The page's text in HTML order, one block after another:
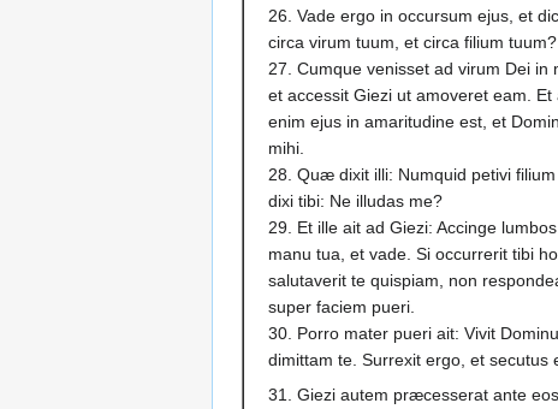
26. Vade ergo in occursum ejus, et
circa virum tuum, et circa filium
27. Cumque venisset ad virum Dei
et accessit Giezi ut amoveret eam.
enim ejus in amaritudine est, et
mihi.
28. Quæ dixit illi: Numquid petivi
dixi tibi: Ne illudas me?
29. Et ille ait ad Giezi: Accinge
manu tua, et vade. Si occurrerit tibi
salutaverit te quispiam, non
super faciem pueri.
30. Porro mater pueri ait: Vivit
dimittam te. Surrexit ergo, et secutus
31. Giezi autem præcesserat ante